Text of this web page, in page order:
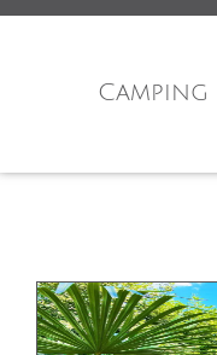
Camping